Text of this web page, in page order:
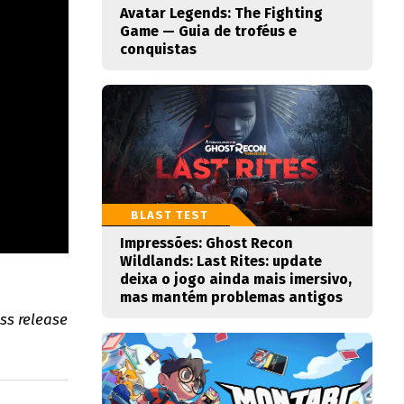
release
Avatar Legends: The Fighting
Game — Guia de troféus e
conquistas
BLAST TEST
Impressões: Ghost Recon
Wildlands: Last Rites: update
deixa o jogo ainda mais imersivo,
mas mantém problemas antigos